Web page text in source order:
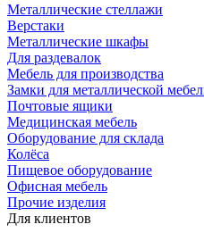
Металлические стеллажи
Верстаки
Металлические шкафы
Для раздевалок
Мебель для производства
Замки для металлической
Почтовые ящики
Медицинская мебель
Оборудование для склада
Колёса
Пищевое оборудование
Офисная мебель
Прочие изделия
Для клиентов